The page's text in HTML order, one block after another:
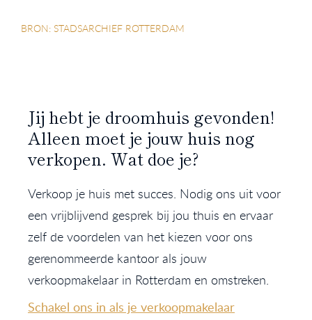
BRON: STADSARCHIEF ROTTERDAM
Jij hebt je droomhuis gevonden!
Alleen moet je jouw huis nog
verkopen. Wat doe je?
Verkoop je huis met succes. Nodig ons uit voor
een vrijblijvend gesprek bij jou thuis en ervaar
zelf de voordelen van het kiezen voor ons
gerenommeerde kantoor als jouw
verkoopmakelaar in Rotterdam en omstreken.
Schakel ons in als je verkoopmakelaar